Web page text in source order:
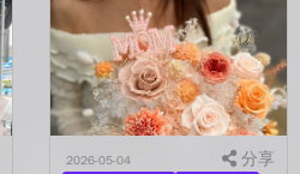
花束，笑著紀錄這段重要的
時光🤍 一路走到現在，一
定有很多不容易。 熬過考
試...
2026-05-04 分享